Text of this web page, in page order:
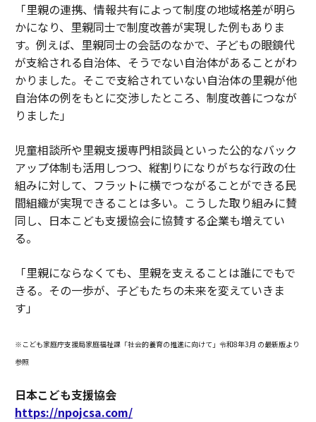
「里親の連携、情報共有によって制度の地域格差が明ら
かになり、里親同士で制度改善が実現した例もありま
す。例えば、里親同士の会話のなかで、子どもの眼鏡代
が支給される自治体、そうでない自治体があることがわ
かりました。そこで支給されていない自治体の里親が他
自治体の例をもとに交渉したところ、制度改善につなが
りました」
児童相談所や里親支援専門相談員といった公的なバック
アップ体制も活用しつつ、縦割りになりがちな行政の仕
組みに対して、フラットに横でつながることができる民
間組織が実現できることは多い。こうした取り組みに賛
同し、日本こども支援協会に協賛する企業も増えてい
る。
「里親にならなくても、里親を支えることは誰にでもで
きる。その一歩が、子どもたちの未来を変えていきま
す」
※こども家庭庁支援局家庭福祉課「社会的養育の推進に向けて」令和8年3月 の最新版より
参照
日本こども支援協会
https://npojcsa.com/